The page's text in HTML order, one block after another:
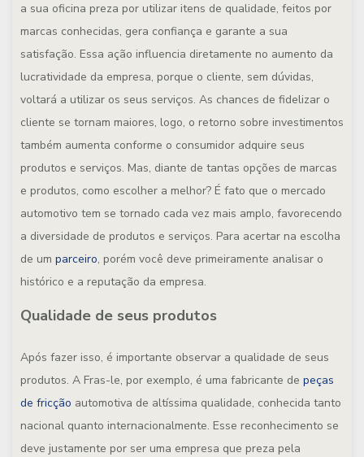
a sua oficina preza por utilizar itens de qualidade, feitos por
marcas conhecidas, gera confiança e garante a sua
satisfação. Essa ação influencia diretamente no aumento da
lucratividade da empresa, porque o cliente, sem dúvidas,
voltará a utilizar os seus serviços. As chances de fidelizar o
cliente se tornam maiores, logo, o retorno sobre investimentos
também aumenta conforme o consumidor adquire seus
produtos e serviços. Mas, diante de tantas opções de marcas
e produtos, como escolher a melhor? É fato que o mercado
automotivo tem se tornado cada vez mais amplo, favorecendo
a diversidade de produtos e serviços. Para acertar na escolha
de um parceiro, porém você deve primeiramente analisar o
histórico e a reputação da empresa.
Qualidade de seus produtos
Após fazer isso, é importante observar a qualidade de seus
produtos. A Fras-le, por exemplo, é uma fabricante de peças
de fricção automotiva de altíssima qualidade, conhecida tanto
nacional quanto internacionalmente. Esse reconhecimento se
deve justamente por ser uma empresa que preza pela